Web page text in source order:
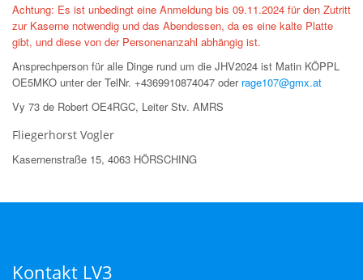
Achtung: Es ist unbedingt eine Anmeldung bis 09.11.2024 für den Zutritt
zur Kaserne notwendig und das Abendessen, da es eine kalte Platte
gibt, und diese von der Personenanzahl abhängig ist.
Ansprechperson für alle Dinge rund um die JHV2024 ist Matin KÖPPL
OE5MKO unter der TelNr. +4369910874047 oder rage107@gmx.at
Vy 73 de Robert OE4RGC, Leiter Stv. AMRS
Fliegerhorst Vogler
Kasernenstraße 15, 4063 HÖRSCHING
Kontakt LV3